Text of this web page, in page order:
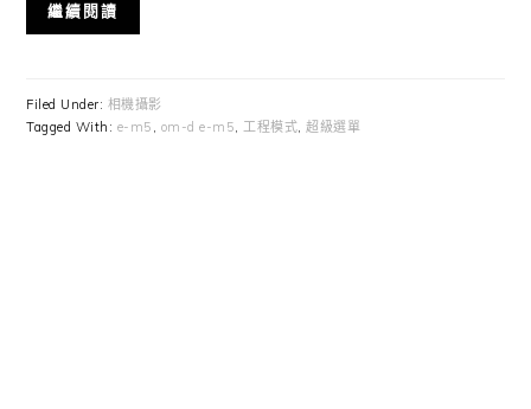
繼續閱讀
Filed Under: 相機攝影
Tagged With: e-m5 om-d e-m5 工程模式 ,超級選單